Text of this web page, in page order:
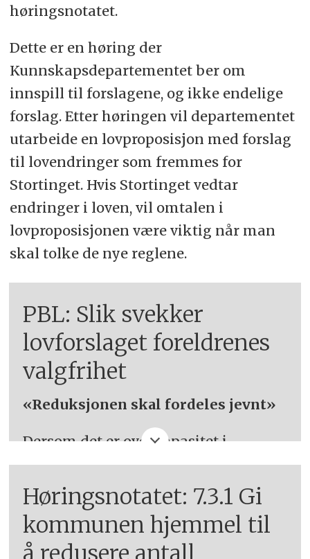
høringsnotatet.
Dette er en høring der
Kunnskapsdepartementet ber om
innspill til forslagene, og ikke endelige
forslag. Etter høringen vil departementet
utarbeide en lovproposisjon med forslag
til lovendringer som fremmes for
Stortinget. Hvis Stortinget vedtar
endringer i loven, vil omtalen i
lovproposisjonen være viktig når man
skal tolke de nye reglene.
PBL: Slik svekker
lovforslaget foreldrenes
valgfrihet
«Reduksjonen skal fordeles jevnt»
Dersom det er overkapasitet i
barnehagesektoren lokalt, og
foreldrene har full frihet til å velge
det barnehagetilbudet som de ønsker
for sine barn, vil de mest foretrukne
barnehagene få fylt sine plasser,
Høringsnotatet: 7.3.1 Gi
kommunen hjemmel til